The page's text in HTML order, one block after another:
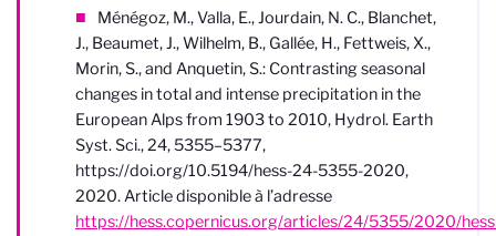
Ménégoz, M., Valla, E., Jourdain, N. C., Blanchet,
J., Beaumet, J., Wilhelm, B., Gallée, H., Fettweis, X.,
Morin, S., and Anquetin, S.: Contrasting seasonal
changes in total and intense precipitation in the
European Alps from 1903 to 2010, Hydrol. Earth
Syst. Sci., 24, 5355–5377,
https://doi.org/10.5194/hess-24-5355-2020,
2020. Article disponible à l’adresse
https://hess.copernicus.org/articles/24/5355/2020/